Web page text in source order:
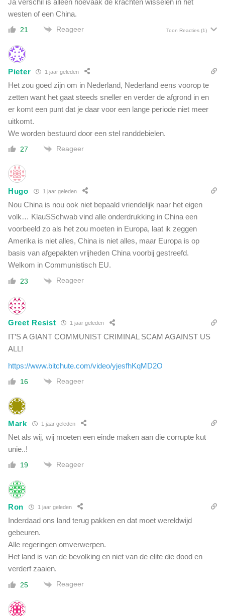
l
a
e
b
z
a
r
a
k
l
westen of een China.
21 Reageer Toon Reacties (1)
Pieter 1 jaar geleden
Het zou goed zijn om in Nederland, Nederland eens voorop te
zetten want het gaat steeds sneller en verder de afgrond in en
er komt een punt dat je daar voor een lange periode niet meer
uitkomt.
We worden bestuurd door een stel randdebielen.
27 Reageer
Hugo 1 jaar geleden
Nou China is nou ook niet bepaald vriendelijk naar het eigen
volk… KlauSSchwab vind alle onderdrukking in China een
voorbeeld zo als het zou moeten in Europa, laat ik zeggen
Amerika is niet alles, China is niet alles, maar Europa is op
basis van afgepakten vrijheden China voorbij gestreefd.
Welkom in Communistisch EU.
23 Reageer
Greet Resist 1 jaar geleden
IT’S A GIANT COMMUNIST CRIMINAL SCAM AGAINST US
ALL!
https://www.bitchute.com/video/yjesfhKqMD2O
16 Reageer
Mark 1 jaar geleden
Net als wij, wij moeten een einde maken aan die corrupte kut
unie..!
19 Reageer
Ron 1 jaar geleden
Inderdaad ons land terug pakken en dat moet wereldwijd
gebeuren.
Alle regeringen omverwerpen.
Het land is van de bevolking en niet van de elite die dood en
verderf zaaien.
25 Reageer